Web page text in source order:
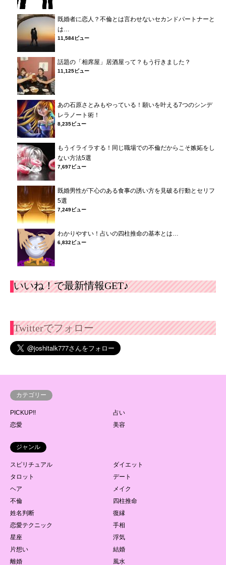
既婚者に恋人？不倫とは言わせないセカンドパートナーと
は…
11,584ビュー
話題の「相席屋」居酒屋って？もう行きました？
11,125ビュー
あの石原さとみもやっている！願いを叶える7つのシンデ
レラノート術！
8,235ビュー
もうイライラする！同じ職場での不倫だからこそ嫉妬をし
ない方法5選
7,697ビュー
既婚男性が下心のある食事の誘い方を見破る行動とセリフ
5選
7,249ビュー
わかりやすい！占いの四柱推命の基本とは…
6,832ビュー
いいね！で最新情報GET♪
Twitterでフォロー
カテゴリー
PICKUP!!
占い
恋愛
美容
ジャンル
スピリチュアル
ダイエット
タロット
デート
ヘア
メイク
不倫
四柱推命
姓名判断
復縁
恋愛テクニック
手相
星座
浮気
片想い
結婚
離婚
風水